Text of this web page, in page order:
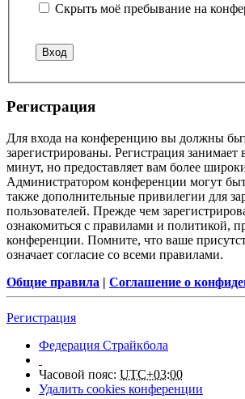
Скрыть моё пребывание на
Регистрация
Для входа на конференцию вы должны
зарегистрированы. Регистрация занимает
минут, но предоставляет вам более
Администратором конференции могут
также дополнительные привилегии для
пользователей. Прежде чем
ознакомиться с правилами и политикой,
конференции. Помните, что ваше
означает согласие со всеми правилами.
Общие правила | Соглашение о
Регистрация
Федерация Страйкбола
Часовой пояс: UTC+03:00
Удалить cookies конференции